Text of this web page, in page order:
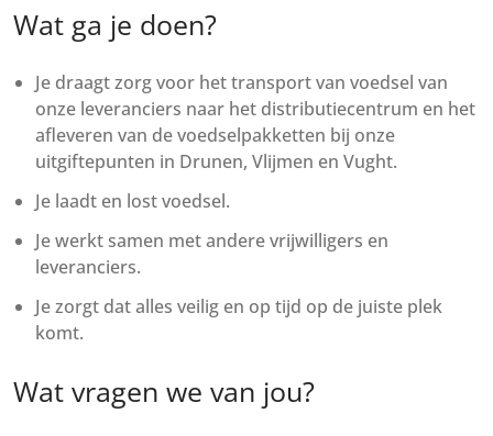
Wat ga je doen?
Je draagt zorg voor het transport van voedsel van
onze leveranciers naar het distributiecentrum en het
afleveren van de voedselpakketten bij onze
uitgiftepunten in Drunen, Vlijmen en Vught.
Je laadt en lost voedsel.
Je werkt samen met andere vrijwilligers en
leveranciers.
Je zorgt dat alles veilig en op tijd op de juiste plek
komt.
Wat vragen we van jou?